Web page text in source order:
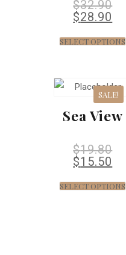
$32.90
$28.90
SELECT OPTIONS
SALE!
Sea View
$19.80
$15.50
SELECT OPTIONS